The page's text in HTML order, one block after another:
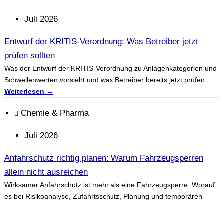
Juli 2026
Entwurf der KRITIS-Verordnung: Was Betreiber jetzt
prüfen sollten
Was der Entwurf der KRITIS-Verordnung zu Anlagenkategorien und
Schwellenwerten vorsieht und was Betreiber bereits jetzt prüfen ...
Weiterlesen →
Chemie & Pharma
Juli 2026
Anfahrschutz richtig planen: Warum Fahrzeugsperren
allein nicht ausreichen
Wirksamer Anfahrschutz ist mehr als eine Fahrzeugsperre. Worauf
es bei Risikoanalyse, Zufahrtsschutz, Planung und temporären